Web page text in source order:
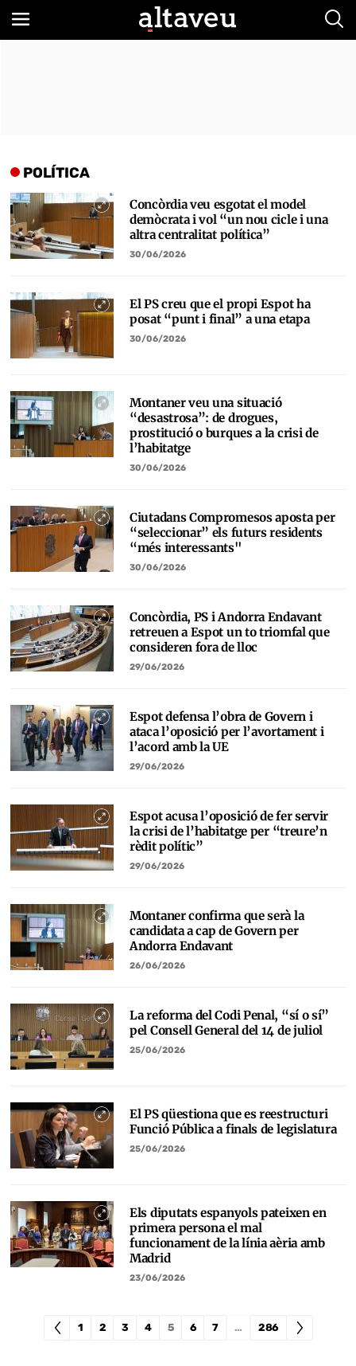
POLÍTICA
Concòrdia veu esgotat el model
demòcrata i vol “un nou cicle i una
altra centralitat política”
30/06/2026
El PS creu que el propi Espot ha
posat “punt i final” a una etapa
30/06/2026
Montaner veu una situació
“desastrosa”: de drogues,
prostitució o burques a la crisi de
l’habitatge
30/06/2026
Ciutadans Compromesos aposta per
“seleccionar” els futurs residents
“més interessants"
30/06/2026
Concòrdia, PS i Andorra Endavant
retreuen a Espot un to triomfal que
consideren fora de lloc
29/06/2026
Espot defensa l’obra de Govern i
ataca l’oposició per l’avortament i
l’acord amb la UE
29/06/2026
Espot acusa l’oposició de fer servir
la crisi de l’habitatge per “treure’n
rèdit polític”
29/06/2026
Montaner confirma que serà la
candidata a cap de Govern per
Andorra Endavant
26/06/2026
La reforma del Codi Penal, “sí o sí”
pel Consell General del 14 de juliol
25/06/2026
El PS qüestiona que es reestructuri
Funció Pública a finals de legislatura
25/06/2026
Els diputats espanyols pateixen en
primera persona el mal
funcionament de la línia aèria amb
Madrid
23/06/2026
1 2 3 4 5 6 7 … 286